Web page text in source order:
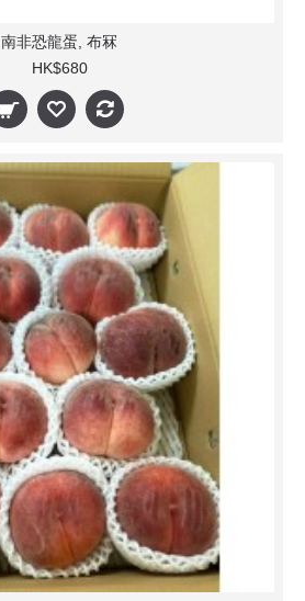
南非恐龍蛋, 布冧
HK$680